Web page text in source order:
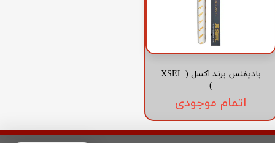
بادیفنس برند اکسل ( XSEL
)
اتمام موجودی